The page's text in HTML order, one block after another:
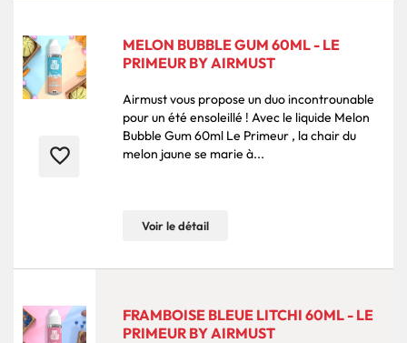
favorite_border
MELON BUBBLE GUM 60ML - LE
PRIMEUR BY AIRMUST
Airmust vous propose un duo incontrounable
pour un été ensoleillé ! Avec le liquide Melon
Bubble Gum 60ml Le Primeur , la chair du
melon jaune se marie à...
Voir le détail
FRAMBOISE BLEUE LITCHI 60ML - LE
PRIMEUR BY AIRMUST